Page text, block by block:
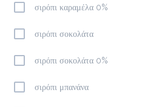
σιρόπι καραμέλα 0%
σιρόπι σοκολάτα
σιρόπι σοκολάτα 0%
σιρόπι μπανάνα